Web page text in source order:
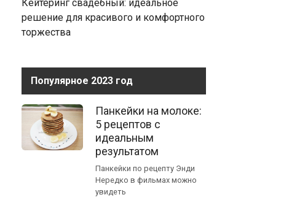
Кейтеринг свадебный: идеальное
решение для красивого и комфортного
торжества
Популярное 2023 год
Панкейки на молоке:
5 рецептов с
идеальным
результатом
Панкейки по рецепту Энди
Нередко в фильмах можно
увидеть